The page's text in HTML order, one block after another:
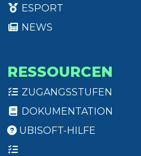
ESPORT
NEWS
RESSOURCEN
ZUGANGSSTUFEN
DOKUMENTATION
UBISOFT-HILFE